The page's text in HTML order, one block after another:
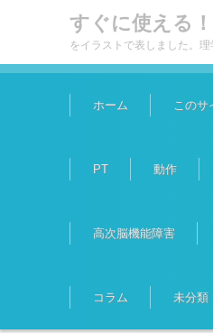
すぐに使える
をイラストで表しました。理
コンテンツに移動
ホーム このサ
PT 動作
高次脳機能障害
コラム 未分類